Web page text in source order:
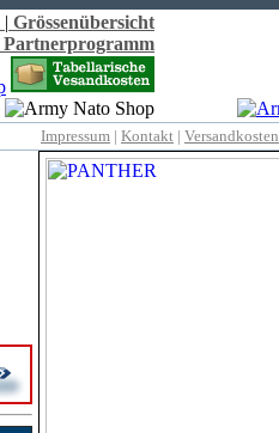
| Grössenübersicht
Partnerprogramm
Impressum | Kontakt | Versandkosten